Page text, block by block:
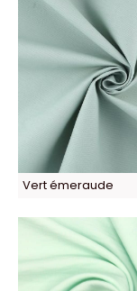
Vert émeraude